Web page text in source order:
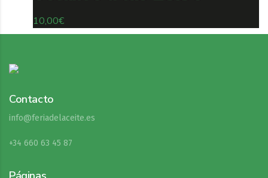
10,00€
Contacto
info@feriadelaceite.es
+34 660 63 45 87